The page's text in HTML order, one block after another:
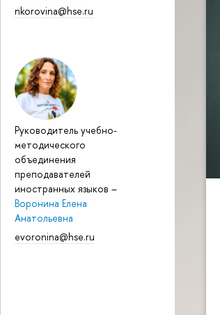
nkorovina@hse.ru
Руководитель учебно-
методического
объединения
преподавателей
иностранных языков –
Воронина Елена
Анатольевна
evoronina@hse.ru